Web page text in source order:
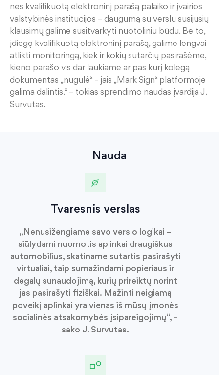
nes kvalifikuotą elektroninį parašą palaiko ir įvairios
valstybinės institucijos – daugumą su verslu susijusių
klausimų galime susitvarkyti nuotoliniu būdu. Be to,
įdiegę kvalifikuotą elektroninį parašą, galime lengvai
atlikti monitoringą, kiek ir kokių sutarčių pasirašėme,
kieno parašo vis dar laukiame ar pas kurį kolegą
dokumentas „nugulė“ – jais „MarkSign“ platformoje
galima dalintis.“ – tokias sprendimo naudas įvardija J.
Survutas.
Nauda
Tvaresnis verslas
„Nenusižengiame savo verslo logikai –
siūlydami nuomotis aplinkai draugiškus
automobilius, skatiname sutartis pasirašyti
virtualiai, taip sumažindami popieriaus ir
degalų sunaudojimą, kurių prireiktų norint
jas pasirašyti fiziškai. Mažinti neigiamą
poveikį aplinkai yra vienas iš mūsų įmonės
socialinės atsakomybės įsipareigojimų“, –
sako J. Survutas.